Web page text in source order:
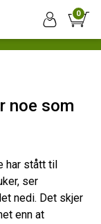
0
noe som
har stått til
ser
nedi. Det skjer
enn at